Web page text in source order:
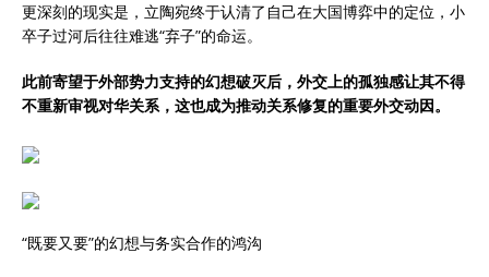
更深刻的现实是，立陶宛终于认清了自己在大国博弈中的定位，小
卒子过河后往往难逃“弃子”的命运。
此前寄望于外部势力支持的幻想破灭后，外交上的孤独感让其不得
不重新审视对华关系，这也成为推动关系修复的重要外交动因。
“既要又要”的幻想与务实合作的鸿沟